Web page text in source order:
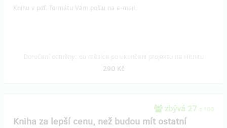
Knihu v pdf. formátu Vám pošlu na e-mail.
290 Kč
zbývá 27 z 100
Kniha za lepší cenu, než budou mít ostatní